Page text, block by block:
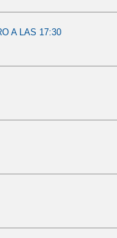
A LAS 17:30